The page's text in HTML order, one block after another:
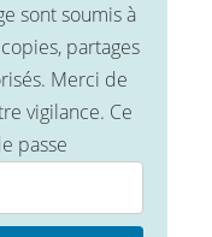
sont soumis à
partages
Merci de
vigilance. Ce
passe